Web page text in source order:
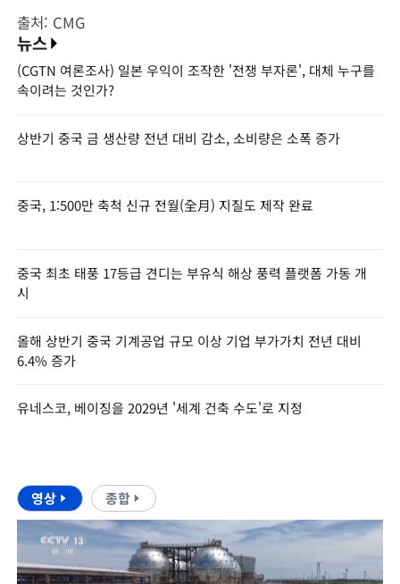
출처: CMG
뉴스
(CGTN 여론조사) 일본 우익이 조작한 '전쟁 부자론', 대체 누구를
속이려는 것인가?
상반기 중국 금 생산량 전년 대비 감소, 소비량은 소폭 증가
중국, 1:500만 축척 신규 전월(全月) 지질도 제작 완료
중국 최초 태풍 17등급 견디는 부유식 해상 풍력 플랫폼 가동 개
시
올해 상반기 중국 기계공업 규모 이상 기업 부가가치 전년 대비
6.4% 증가
유네스코, 베이징을 2029년 '세계 건축 수도'로 지정
영상 종합